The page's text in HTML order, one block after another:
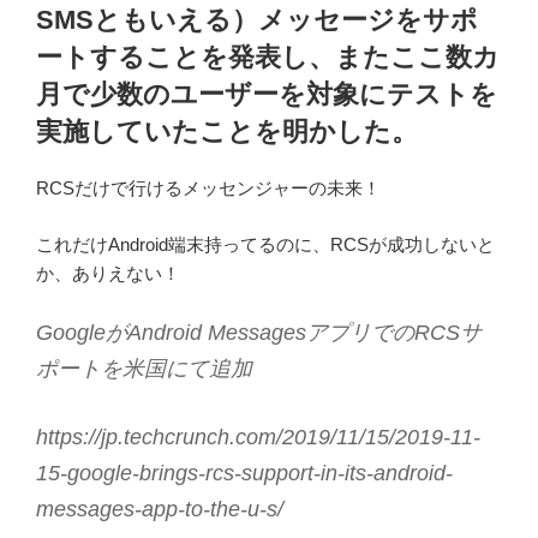
SMSともいえる）メッセージをサポ
ートすることを発表し、またここ数カ
月で少数のユーザーを対象にテストを
実施していたことを明かした。
RCSだけで行けるメッセンジャーの未来！
これだけAndroid端末持ってるのに、RCSが成功しないと
か、ありえない！
GoogleがAndroid MessagesアプリでのRCSサ
ポートを米国にて追加
https://jp.techcrunch.com/2019/11/15/2019-11-
15-google-brings-rcs-support-in-its-android-
messages-app-to-the-u-s/